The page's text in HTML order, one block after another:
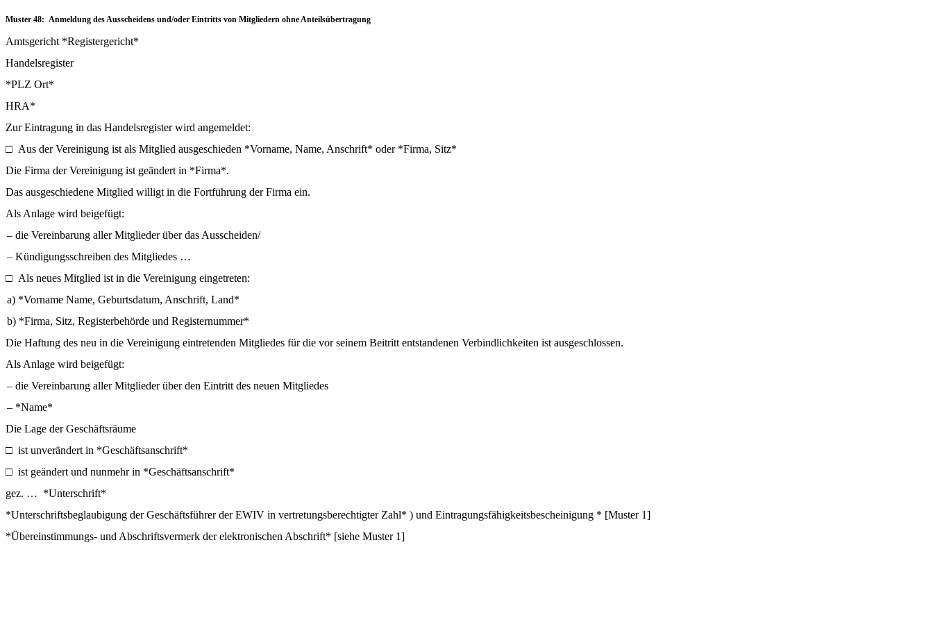
Muster 48: Anmeldung des Ausscheidens und/oder Eintritts von Mitgliedern ohne Anteilsübertragung
Amtsgericht *Registergericht*
Handelsregister
*PLZ Ort*
HRA*
Zur Eintragung in das Handelsregister wird angemeldet:
□ Aus der Vereinigung ist als Mitglied ausgeschieden *Vorname, Name, Anschrift* oder*Firma, Sitz*
Die Firma der Vereinigung ist geändert in *Firma*.
Das ausgeschiedene Mitglied willigt in die Fortführung der Firma ein.
Als Anlage wird beigefügt:
–die Vereinbarung aller Mitglieder über das Ausscheiden/
–Kündigungsschreiben des Mitgliedes …
□ Als neues Mitglied ist in die Vereinigung eingetreten:
a) *Vorname Name, Geburtsdatum, Anschrift, Land*
b) *Firma, Sitz, Registerbehörde und Registernummer*
Die Haftung des neu in die Vereinigung eintretenden Mitgliedes für die vor seinem Beitritt entstandenen Verbindlichkeiten ist ausgeschlossen.
Als Anlage wird beigefügt:
–die Vereinbarung aller Mitglieder über den Eintritt des neuen Mitgliedes
–*Name*
Die Lage der Geschäftsräume
□ ist unverändert in *Geschäftsanschrift*
□ ist geändert und nunmehr in *Geschäftsanschrift*
gez. … *Unterschrift*
*Unterschriftsbeglaubigung der Geschäftsführer der EWIV in vertretungsberechtigter Zahl* ) und Eintragungsfähigkeitsbescheinigung * [Muster 1]
*Übereinstimmungs- und Abschriftsvermerk der elektronischen Abschrift* [siehe Muster 1]